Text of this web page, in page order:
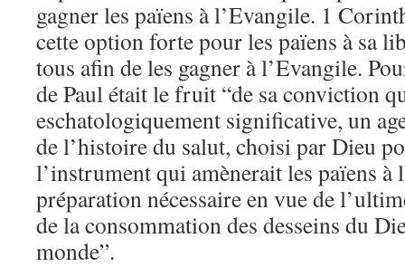
gagner les païens à l’Evangile. 1
cette option forte pour les païens à sa
tous afin de les gagner à l’Evangile.
de Paul était le fruit “de sa conviction
eschatologiquement significative, un
de l’histoire du salut, choisi par Dieu
l’instrument qui amènerait les païens à
préparation nécessaire en vue de
de la consommation des desseins du
monde”.